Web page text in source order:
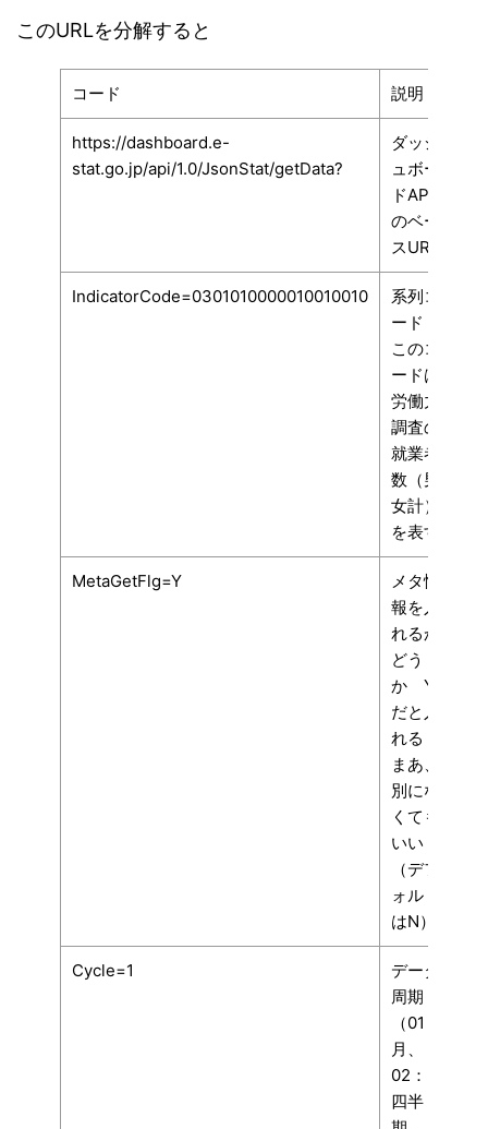
このURLを分解すると
コード 説明
https://dashboard.e-
stat.go.jp/api/1.0/JsonStat/getData?
ダッシ
ュボー
ドAPI
のベー
スURL
IndicatorCode=0301010000010010010
系列コ
ード
このコ
ードは
労働力
調査の
就業者
数（男
女計）
を表す
MetaGetFlg=Y
メタ情
報を入
れるか
どう
か Y
だと入
れる
まあ、
別にな
くても
いい
（デフ
ォルト
はN）
Cycle=1
データ
周期
（01：
月、
02：
四半